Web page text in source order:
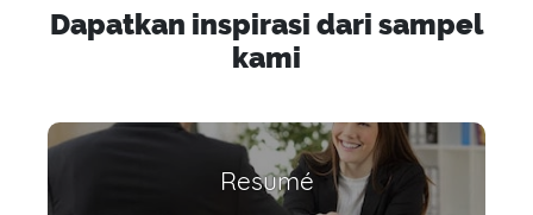
Dapatkan inspirasi dari sampel
kami
Resumé